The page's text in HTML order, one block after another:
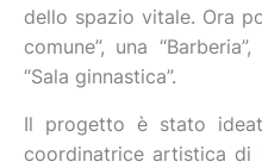
dello spazio vitale. Ora
comune”, una
“Sala ginnastica”.
Il progetto è stato
coordinatrice artistica di